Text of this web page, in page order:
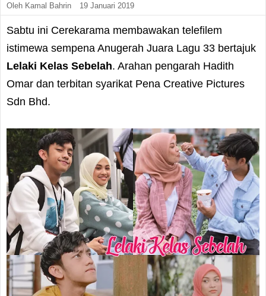
Oleh Kamal Bahrin 19 Januari 2019
Sabtu ini Cerekarama membawakan telefilem
istimewa sempena Anugerah Juara Lagu 33 bertajuk
Lelaki Kelas Sebelah. Arahan pengarah Hadith
Omar dan terbitan syarikat Pena Creative Pictures
Sdn Bhd.